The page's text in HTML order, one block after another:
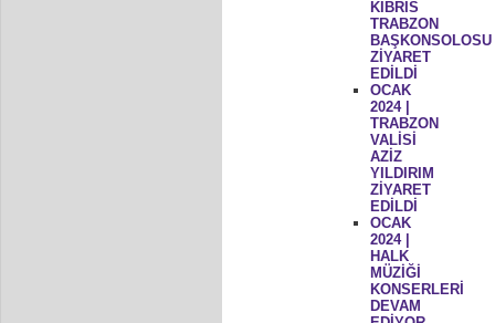
KIBRIS
TRABZON
BAŞKONSOLOSU
ZİYARET
EDİLDİ
OCAK
2024 |
TRABZON
VALİSİ
AZİZ
YILDIRIM
ZİYARET
EDİLDİ
OCAK
2024 |
HALK
MÜZİĞİ
KONSERLERİ
DEVAM